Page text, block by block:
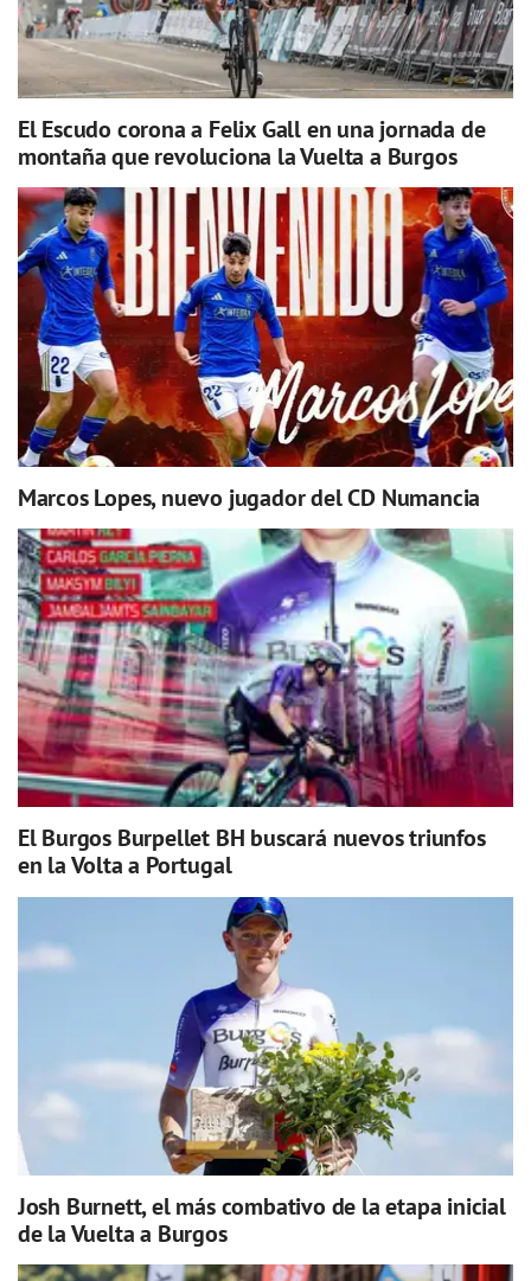
El Escudo corona a Felix Gall en una jornada de
montaña que revoluciona la Vuelta a Burgos
Marcos Lopes, nuevo jugador del CD Numancia
El Burgos Burpellet BH buscará nuevos triunfos
en la Volta a Portugal
Josh Burnett, el más combativo de la etapa inicial
de la Vuelta a Burgos